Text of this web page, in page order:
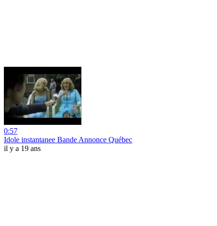
0:57
Idole instantanee Bande Annonce Québec
il y a 19 ans